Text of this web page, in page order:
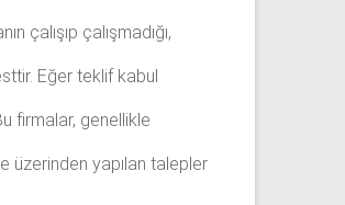
çalışıp çalışmadığı,
Eğer teklif kabul
firmalar, genellikle
üzerinden yapılan talepler